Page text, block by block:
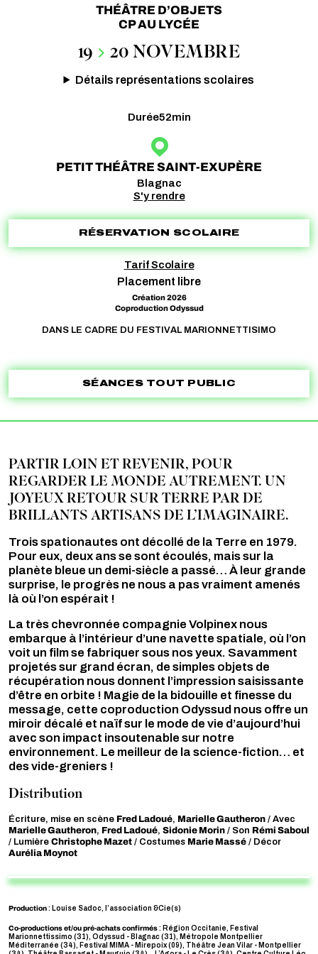
THÉÂTRE D’OBJETS
CP AU LYCÉE
19 20 NOVEMBRE
Détails représentations scolaires
Durée52min
PETIT THÉÂTRE SAINT-EXUPÈRE
Blagnac
S'y rendre
RÉSERVATION SCOLAIRE
Tarif Scolaire
Placement libre
Création 2026
Coproduction Odyssud
DANS LE CADRE DU FESTIVAL MARIONNETTISIMO
SÉANCES TOUT PUBLIC
PARTIR LOIN ET REVENIR, POUR
REGARDER LE MONDE AUTREMENT. UN
JOYEUX RETOUR SUR TERRE PAR DE
BRILLANTS ARTISANS DE L’IMAGINAIRE.
Trois spationautes ont décollé de la Terre en 1979.
Pour eux, deux ans se sont écoulés, mais sur la
planète bleue un demi-siècle a passé… À leur grande
surprise, le progrès ne nous a pas vraiment amenés
là où l’on espérait !
La très chevronnée compagnie Volpinex nous
embarque à l’intérieur d’une navette spatiale, où l’on
voit un film se fabriquer sous nos yeux. Savamment
projetés sur grand écran, de simples objets de
récupération nous donnent l’impression saisissante
d’être en orbite ! Magie de la bidouille et finesse du
message, cette coproduction Odyssud nous offre un
miroir décalé et naïf sur le mode de vie d’aujourd’hui
avec son impact insoutenable sur notre
environnement. Le meilleur de la science-fiction… et
des vide-greniers !
Distribution
Écriture, mise en scène Fred Ladoué, Marielle Gautheron / Avec
Marielle Gautheron, Fred Ladoué, Sidonie Morin / Son Rémi Saboul
/ Lumière Christophe Mazet / Costumes Marie Massé / Décor
Aurélia Moynot
Production: Louise Sadoc, l’association &Cie(s)
Co-productions et/ou pré-achats confirmés: Région Occitanie, Festival
Marionnettissimo (31), Odyssud - Blagnac (31), Métropole Montpellier
Méditerranée (34), Festival MIMA - Mirepoix (09), Théâtre Jean Vilar - Montpellier